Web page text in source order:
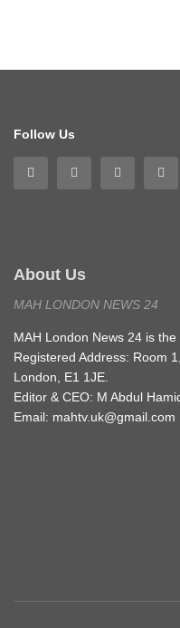
Follow Us
About Us
MAH LONDON NEWS 24
MAH London News 24 is
Registered Address: Room
London, E1 1JE.
Editor & CEO: M Abdul
Email: mahtv.uk@gmail.com